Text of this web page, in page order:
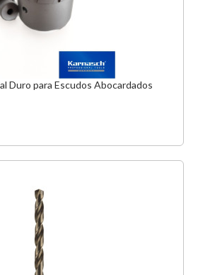
Duro para Escudos Abocardados